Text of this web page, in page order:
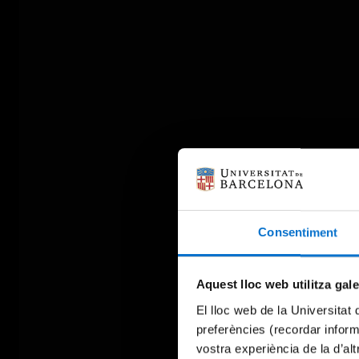
Consentiment
Aquest lloc web utilitza
El lloc web de la Universitat
preferències (recordar
vostra experiència de la